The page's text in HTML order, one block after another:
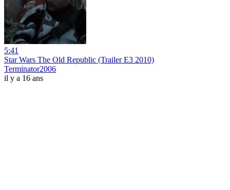
5:41
Star Wars The Old Republic (Trailer E3 2010)
Terminator2006
il y a 16 ans